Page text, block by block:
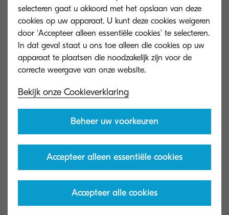
Opwarmtijd
circa 29 seconden
Stroomverbruik
Printen: 375 W Stand-by: 33 W
Slaapstand: 0,3 W
Garantie
Standaard 2 jaar garantie.KYOCERA
garandeert de drum en developer voor 3
(afhankelijk van wat eerder gebeurt), mits
de printer wordt gebruikt en gereinigd in
instructies.KYOCERA Life. Tot 5 jaar on-
selecteren gaat u akkoord met het opslaan van deze
cookies op uw apparaat. U kunt deze cookies weigeren
door 'Accepteer alleen essentiële cookies' te selecteren.
In dat geval staat u ons toe alleen die cookies op uw
apparaat te plaatsen die noodzakelijk zijn voor de
Bekijk onze Cookieverklaring
Beheer uw voorkeuren
Accepteer alleen essentiële cookies
Accepteer alle cookies